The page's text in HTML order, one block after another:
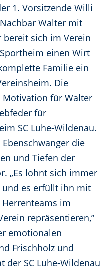
1. Vorsitzende Willi
Walter mit
bereit sich im Verein
einen Wirt
Familie ein
Die
Motivation für Walter
für
SC Luhe-Wildenau.
die
und Tiefen der
„Es lohnt sich immer
und es erfüllt ihn mit
im
repräsentieren,”
emotionalen
Frischholz und
der SC Luhe-Wildenau